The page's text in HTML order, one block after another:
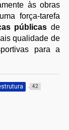
às obras
força-tarefa
públicas de
qualidade de
para a
42